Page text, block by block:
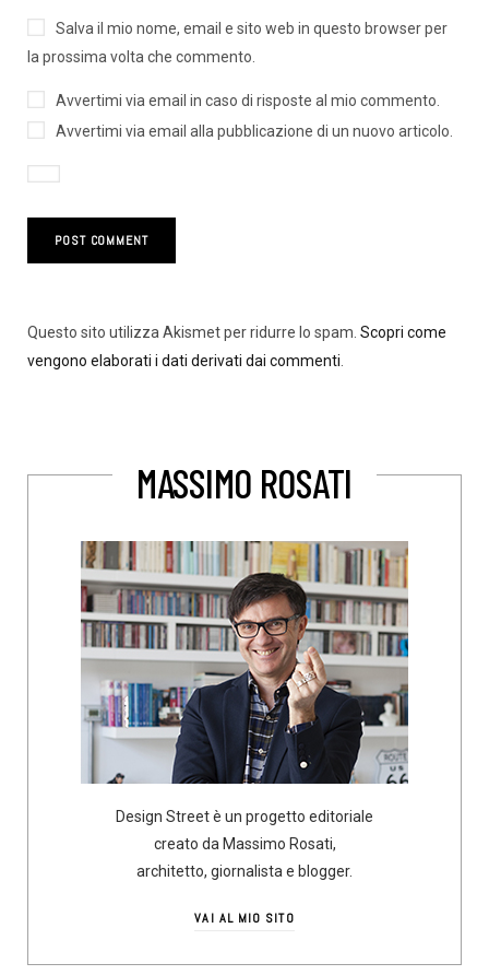
Salva il mio nome, email e sito web in questo browser per
la prossima volta che commento.
Avvertimi via email in caso di risposte al mio commento.
Avvertimi via email alla pubblicazione di un nuovo articolo.
Questo sito utilizza Akismet per ridurre lo spam. Scopri come
vengono elaborati i dati derivati dai commenti
MASSIMO ROSATI
Design Street è un progetto editoriale
creato da Massimo Rosati,
architetto, giornalista e blogger.
VAI AL MIO SITO